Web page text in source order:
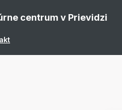
centrum v Prievidzi